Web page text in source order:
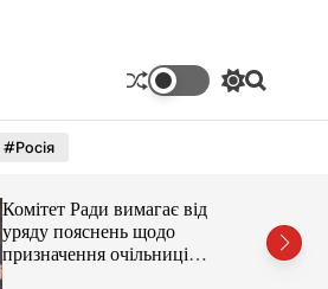
П
к
П
#Росія
Комітет Ради вимагає від
уряду пояснень щодо
призначення очільниці
Мінцифри